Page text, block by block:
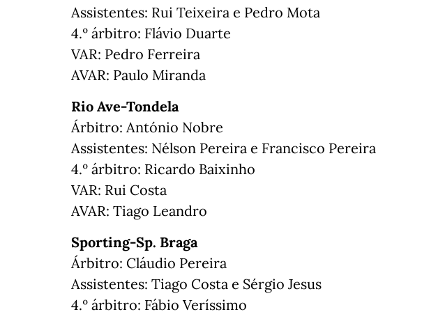
Assistentes: Rui Teixeira e Pedro Mota
4.º árbitro: Flávio Duarte
VAR: Pedro Ferreira
AVAR: Paulo Miranda
Rio Ave-Tondela
Árbitro: António Nobre
Assistentes: Nélson Pereira e Francisco Pereira
4.º árbitro: Ricardo Baixinho
VAR: Rui Costa
AVAR: Tiago Leandro
Sporting-Sp. Braga
Árbitro: Cláudio Pereira
Assistentes: Tiago Costa e Sérgio Jesus
4.º árbitro: Fábio Veríssimo